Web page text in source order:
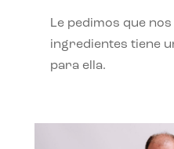
Le pedimos que
ingredientes tiene
para ella.